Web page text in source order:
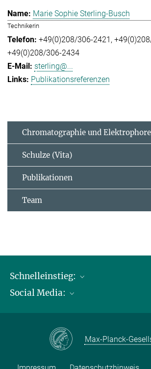
Marie Sophie Sterling-Busch
Technikerin
+49(0)208/306-2421
+49(0)208/306-2434
sterling@...
Publikationsreferenzen
Chromatographie und
Schulze (Vita)
Publikationen
Team
Schnelleinstieg:
Publikationen
Kontakt und Anfahrtsbeschreibung
Social Media:
Max-Planck-